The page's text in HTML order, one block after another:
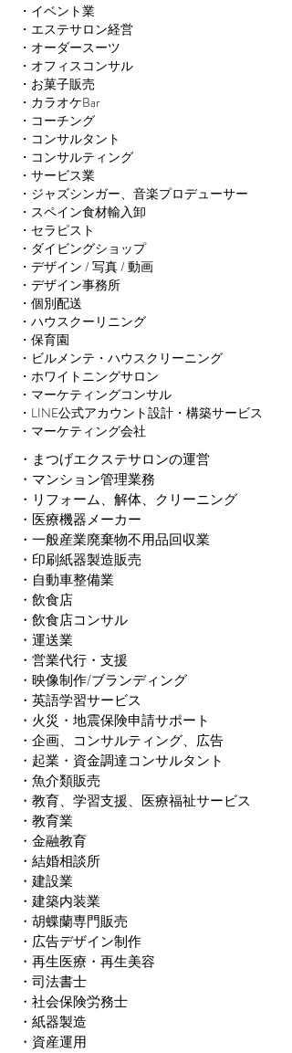
・イベント業
・エステサロン経営
・オーダースーツ
・オフィスコンサル
・お菓子販売
・カラオケBar
・コーチング
・コンサルタント
・コンサルティング
・サービス業
・ジャズシンガー、音楽プロデューサー
・スペイン食材輸入卸
・セラピスト
・ダイビングショップ
・デザイン / 写真 / 動画
・デザイン事務所
・個別配送
・ハウスクーリニング
・保育園
・ビルメンテ・ハウスクリーニング
・ホワイトニングサロン
・マーケティングコンサル
・LINE公式アカウント設計・構築サービス
・マーケティング会社
・まつげエクステサロンの運営
・マンション管理業務
・リフォーム、解体、クリーニング
・医療機器メーカー
・一般産業廃棄物不用品回収業
・印刷紙器製造販売
・自動車整備業
・飲食店
・飲食店コンサル
・運送業
・営業代行・支援
・映像制作/ブランディング
・英語学習サービス
・火災・地震保険申請サポート
・企画、コンサルティング、広告
・起業・資金調達コンサルタント
・魚介類販売
・教育、学習支援、医療福祉サービス
・教育業
・金融教育
・結婚相談所
・建設業
・建築内装業
・胡蝶蘭専門販売
・広告デザイン制作
・再生医療・再生美容
・司法書士
​・社会保険労務士
・紙器製造
・資産運用